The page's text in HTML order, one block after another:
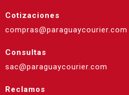
Cotizaciones
compras@paraguaycourier.com
Consultas
sac@paraguaycourier.com
Reclamos